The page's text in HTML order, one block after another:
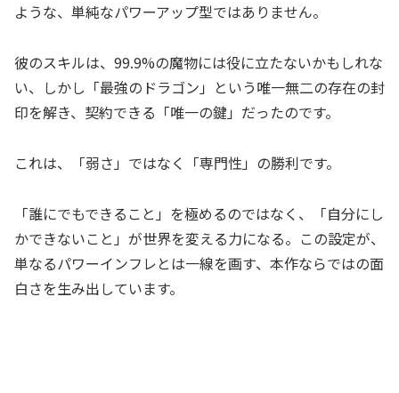
ような、単純なパワーアップ型ではありません。
彼のスキルは、99.9%の魔物には役に立たないかもしれな
い、しかし「最強のドラゴン」という唯一無二の存在の封
印を解き、契約できる「唯一の鍵」だったのです。
これは、「弱さ」ではなく「専門性」の勝利です。
「誰にでもできること」を極めるのではなく、「自分にし
かできないこと」が世界を変える力になる。この設定が、
単なるパワーインフレとは一線を画す、本作ならではの面
白さを生み出しています。